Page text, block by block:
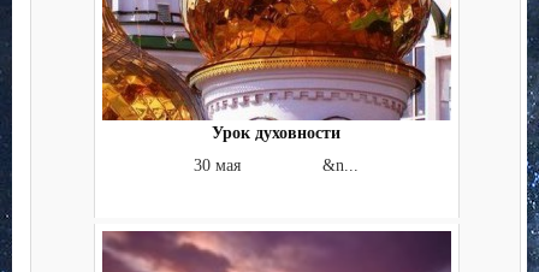
Урок духовности
30 мая &n...